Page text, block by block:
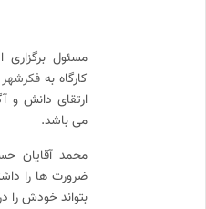
مسئول
کارگاه بهفکرشهر
ارتقای دانش و
می باشد.
محمد آقایان
ضرورت ها را
بتواند خودش را